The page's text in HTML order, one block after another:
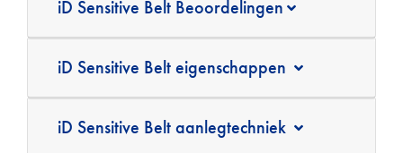
iD Sensitive Belt Beoordelingen
iD Sensitive Belt eigenschappen
iD Sensitive Belt aanlegtechniek